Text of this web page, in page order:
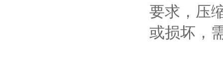
要求，压
或损坏，